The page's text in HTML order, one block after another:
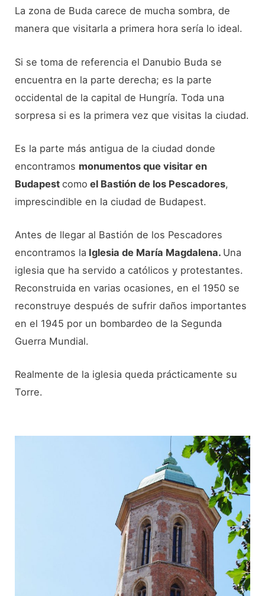
La zona de Buda carece de mucha sombra, de
manera que visitarla a primera hora sería lo ideal.
Si se toma de referencia el Danubio Buda se
encuentra en la parte derecha; es la parte
occidental de la capital de Hungría. Toda una
sorpresa si es la primera vez que visitas la ciudad.
Es la parte más antigua de la ciudad donde
encontramos monumentos que visitar en
Budapestcomo el Bastión de los Pescadores,
imprescindible en la ciudad de Budapest.
Antes de llegar al Bastión de los Pescadores
encontramos la Iglesia de María Magdalena. Una
iglesia que ha servido a católicos y protestantes.
Reconstruida en varias ocasiones, en el 1950 se
reconstruye después de sufrir daños importantes
en el 1945 por un bombardeo de la Segunda
Guerra Mundial.
Realmente de la iglesia queda prácticamente su
Torre.